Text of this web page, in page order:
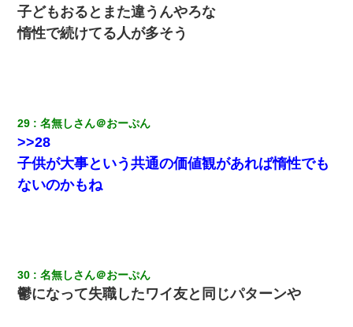
子どもおるとまた違うんやろな
惰性で続けてる人が多そう
29 名無しさん＠おーぷん
>>28
子供が大事という共通の価値観があれば惰性でも
ないのかもね
30 名無しさん＠おーぷん
鬱になって失職したワイ友と同じパターンや